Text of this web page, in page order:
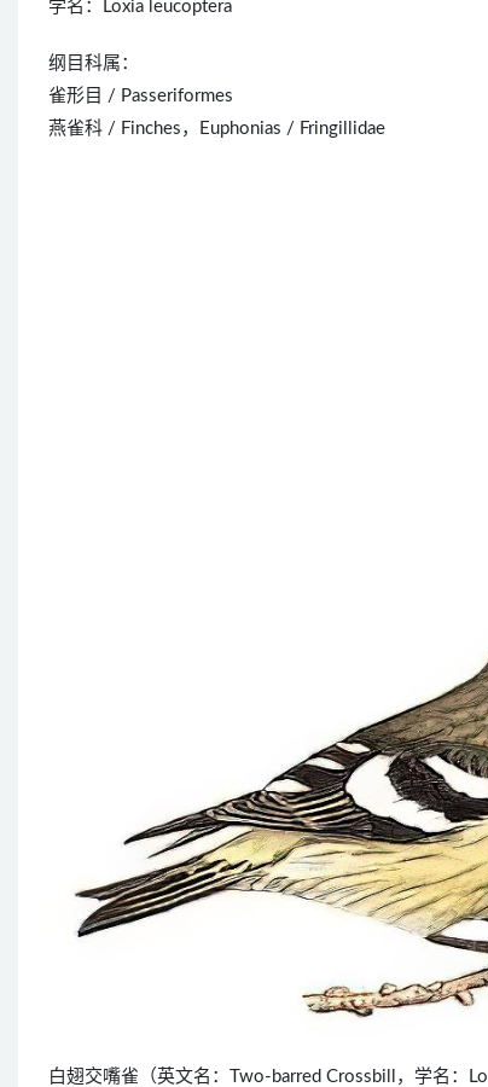
学名：Loxia leucoptera
纲目科属：
雀形目 / Passeriformes
燕雀科 / Finches，Euphonias / Fringillidae
白翅交嘴雀（英文名：Two-barred Crossbill，学名：